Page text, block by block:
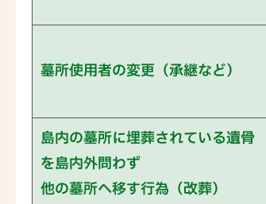
墓所使用者の変更（承継など）
島内の墓所に埋葬されている遺骨
を島内外問わず
他の墓所へ移す行為（改葬）